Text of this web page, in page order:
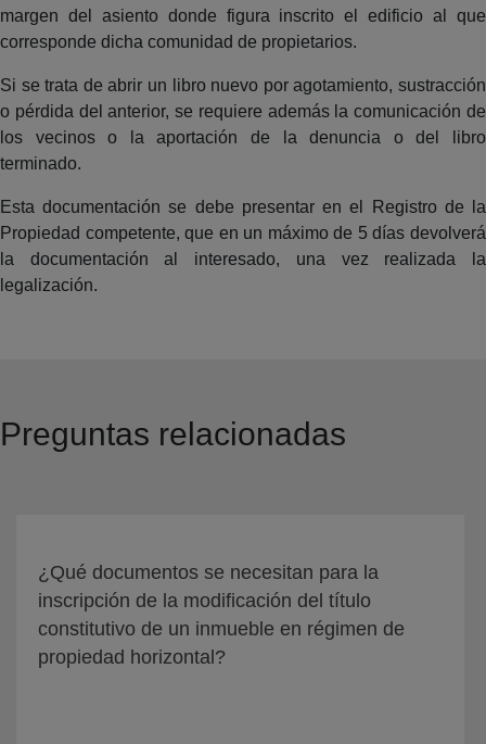
margen del asiento donde figura inscrito el edificio al que
corresponde dicha comunidad de propietarios.
Si se trata de abrir un libro nuevo por agotamiento, sustracción
o pérdida del anterior, se requiere además la comunicación de
los vecinos o la aportación de la denuncia o del libro
terminado.
Esta documentación se debe presentar en el Registro de la
Propiedad competente, que en un máximo de 5 días devolverá
la documentación al interesado, una vez realizada la
legalización.
Preguntas relacionadas
¿Qué documentos se necesitan para la
inscripción de la modificación del título
constitutivo de un inmueble en régimen de
propiedad horizontal?